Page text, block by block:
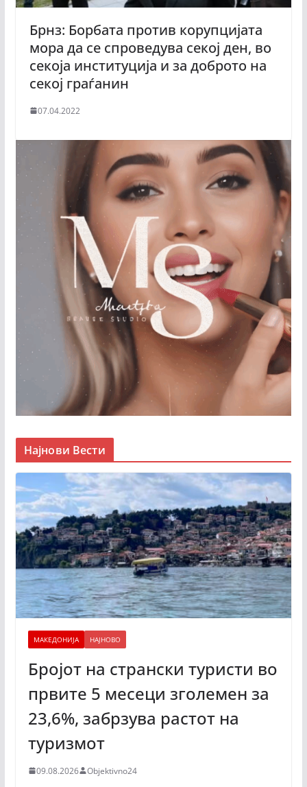
Брнз: Борбата против корупцијата
мора да се спроведува секој ден, во
секоја институција и за доброто на
секој граѓанин
07.04.2022
Најнови Вести
МАКЕДОНИЈА НАЈНОВО
Бројот на странски туристи во
првите 5 месеци зголемен за
23,6%, забрзува растот на
туризмот
09.08.2026 Objektivno24